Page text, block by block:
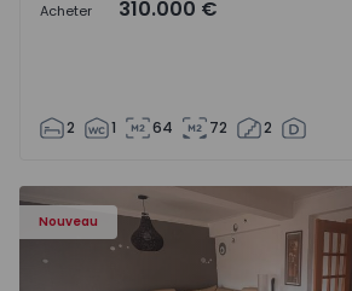
Acheter 310.000 €
2 1 64 72 2
Nouveau
- 11
Appartement T3 Barreiro, Santo